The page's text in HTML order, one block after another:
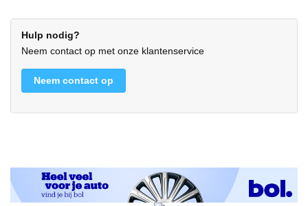
Hulp nodig?
Neem contact op met onze klantenservice
Neem contact op